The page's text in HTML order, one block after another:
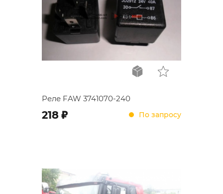
Реле FAW 3741070-240
218 ; По запросу